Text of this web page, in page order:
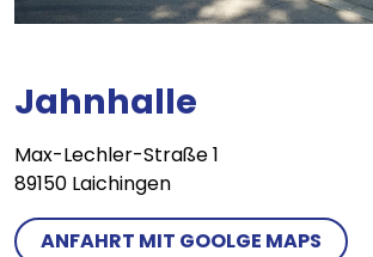
Jahnhalle
Max-Lechler-Straße 1
89150 Laichingen
ANFAHRT MIT GOOLGE MAPS